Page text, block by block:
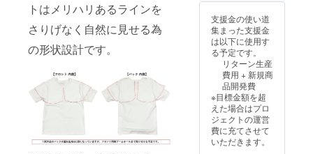
トはメリハリあるラインを
さりげなく自然に見せる為
の形状設計です。
支援金の使い道
集まった支援金
は以下に使用す
る予定です。
リターン生産
費用 + 新規商
品開発費
※目標金額を超
えた場合はプロ
ジェクトの運営
費に充てさせて
いただきます。